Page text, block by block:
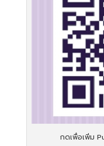
กดเพื่อเพิ่ม